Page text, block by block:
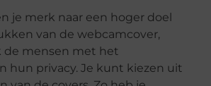
je merk naar een hoger doel
van de webcamcover,
de mensen met het
hun privacy. Je kunt kiezen uit